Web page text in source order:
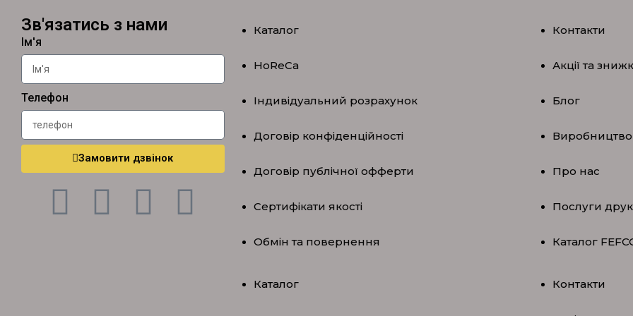
Зв'язатись з нами
Ім'я
Телефон
Замовити дзвінок
Каталог
HoReCa
Індивідуальний розрахунок
Договір конфіденційності
Договір публічної офферти
Сертифікати якості
Обмін та повернення
Каталог
Контакти
Акції та
Блог
Виробництво
Про нас
Послуги
Каталог
Контакти